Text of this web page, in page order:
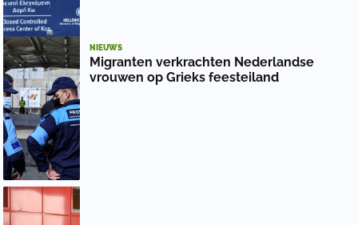
NIEUWS
Migranten verkrachten Nederlandse
vrouwen op Grieks feesteiland